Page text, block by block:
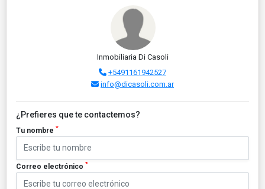
Inmobiliaria Di Casoli
+5491161942527
info@dicasoli.com.ar
¿Prefieres que te contactemos?
Tu nombre *
Correo electrónico *